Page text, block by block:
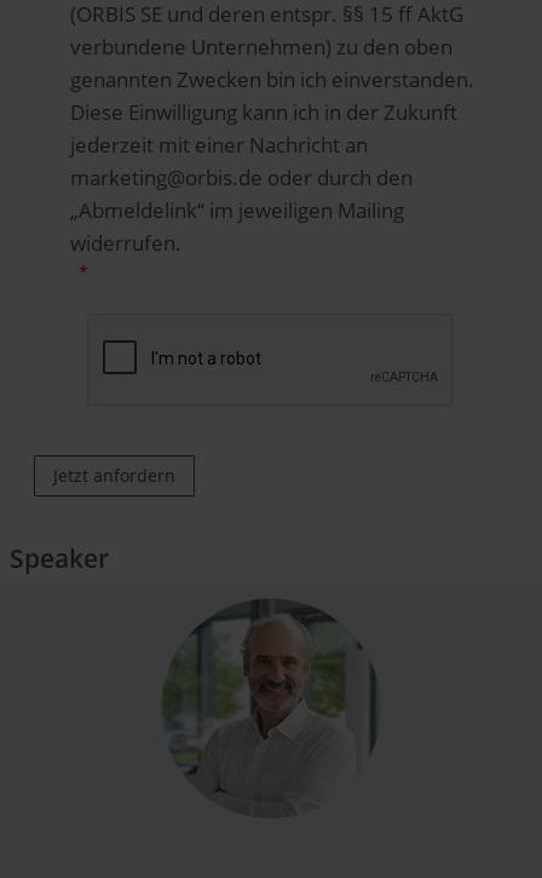
(ORBIS SE und deren entspr. §§ 15 ff AktG
verbundene Unternehmen) zu den oben
genannten Zwecken bin ich einverstanden.
Diese Einwilligung kann ich in der Zukunft
jederzeit mit einer Nachricht an
marketing@orbis.de oder durch den
„Abmeldelink“ im jeweiligen Mailing
widerrufen.
Jetzt anfordern
Speaker